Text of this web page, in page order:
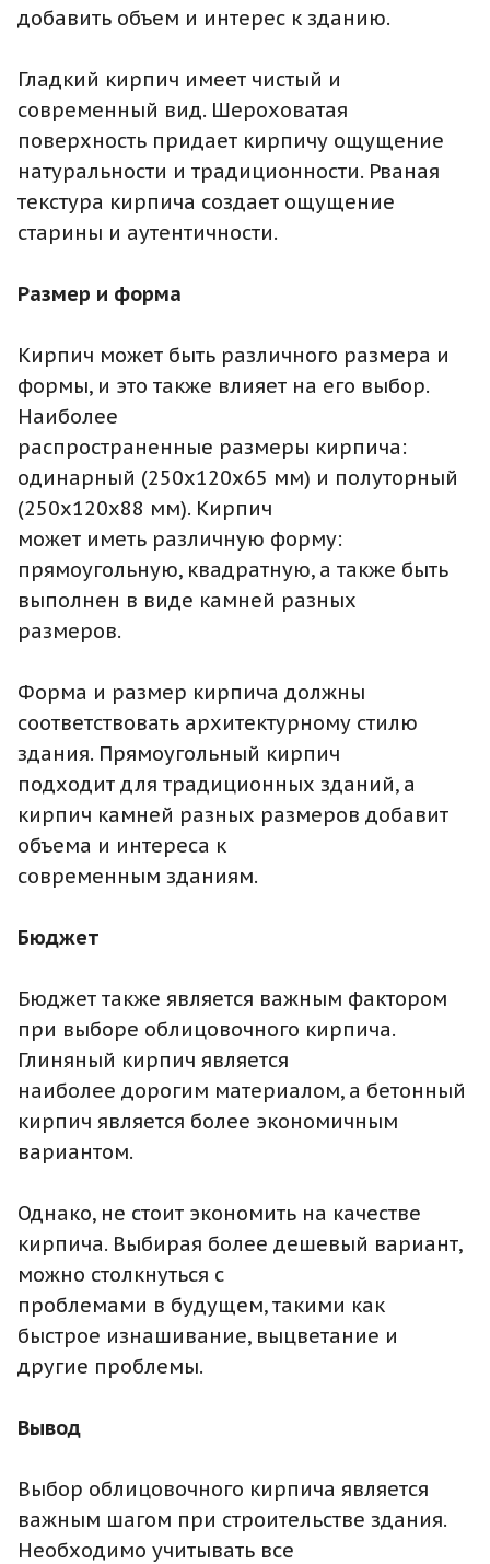
добавить объем и интерес к зданию.
Гладкий кирпич имеет чистый и
современный вид. Шероховатая
поверхность придает кирпичу ощущение
натуральности и традиционности. Рваная
текстура кирпича создает ощущение
старины и аутентичности.
Размер и форма
Кирпич может быть различного размера и
формы, и это также влияет на его выбор.
Наиболее
распространенные размеры кирпича:
одинарный (250x120x65 мм) и полуторный
(250x120x88 мм). Кирпич
может иметь различную форму:
прямоугольную, квадратную, а также быть
выполнен в виде камней разных
размеров.
Форма и размер кирпича должны
соответствовать архитектурному стилю
здания. Прямоугольный кирпич
подходит для традиционных зданий, а
кирпич камней разных размеров добавит
объема и интереса к
современным зданиям.
Бюджет
Бюджет также является важным фактором
при выборе облицовочного кирпича.
Глиняный кирпич является
наиболее дорогим материалом, а бетонный
кирпич является более экономичным
вариантом.
Однако, не стоит экономить на качестве
кирпича. Выбирая более дешевый вариант,
можно столкнуться с
проблемами в будущем, такими как
быстрое изнашивание, выцветание и
другие проблемы.
Вывод
Выбор облицовочного кирпича является
важным шагом при строительстве здания.
Необходимо учитывать все